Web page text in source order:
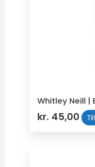
Whitley Neill |
kr. 45,00